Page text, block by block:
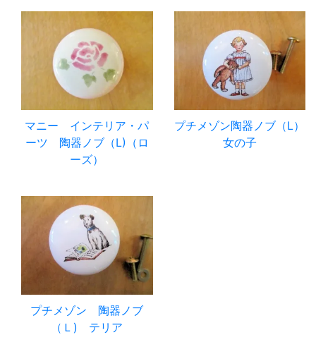
マニー インテリア・パ
ーツ 陶器ノブ（L)（ロ
ーズ）
プチメゾン陶器ノブ（L）
女の子
プチメゾン 陶器ノブ
（Ｌ) テリア